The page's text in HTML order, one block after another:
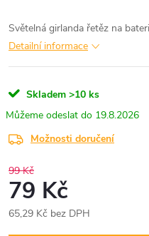
Světelná girlanda řetěz na
Detailní informace
Skladem >10 ks
19.8.2026
Možnosti doručení
99 Kč
79 Kč
65,29 Kč bez DPH